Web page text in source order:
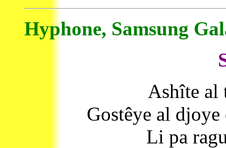
Hyphone, Samsung
Ashîte al
Gostêye al
Li pa